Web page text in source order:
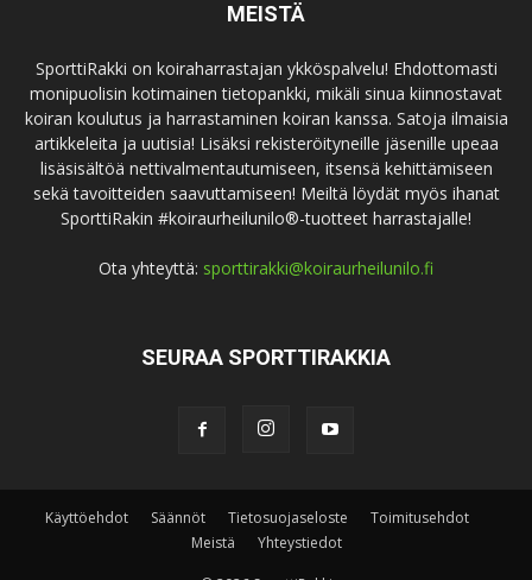
MEISTÄ
SporttiRakki on koiraharrastajan ykköspalvelu! Ehdottomasti
monipuolisin kotimainen tietopankki, mikäli sinua kiinnostavat
koiran koulutus ja harrastaminen koiran kanssa. Satoja ilmaisia
artikkeleita ja uutisia! Lisäksi rekisteröityneille jäsenille upeaa
lisäsisältöä nettivalmentautumiseen, itsensä kehittämiseen
sekä tavoitteiden saavuttamiseen! Meiltä löydät myös ihanat
SporttiRakin #koiraurheilunilo®-tuotteet harrastajalle!
Ota yhteyttä: sporttirakki@koiraurheilunilo.fi
SEURAA SPORTTIRAKKIA
Käyttöehdot Säännöt Tietosuojaseloste
Toimitusehdot
Meistä
Yhteystiedot